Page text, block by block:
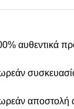
αυθεντικά
αποστολή